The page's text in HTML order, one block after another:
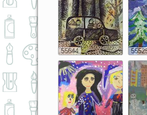
55644